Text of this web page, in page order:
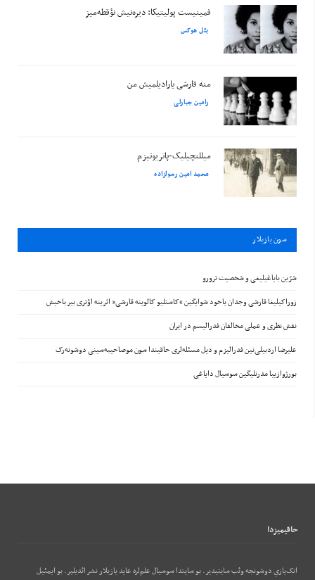
فمینیست پولیتیکا: دیره‌نیش نؤقطه‌میز
بئل هوکس
منه قارشی یارادیلمیش من
رامین جبارلی
میللتچیلیک-پاتریوتیزم
محمد امین رسولزاده
سون يازيلار
شرّین بایاغیلیغی و شخصیت ترورو
زوراکیلیغا قارشی وجدان یاخود شوایگین “کاستلیو کالوینه قارشی” اثرینه اؤتری بیر باخیش
نقش نظری و عملی مخالفان فدرالیسم در ایران
علیرضا اردبیلی‌نین فدرالیزم و دیل مسئله‌لری حاقیندا سون موصاحیبه‌سینی دوشونه‌رک
بورژوازییا مدرنلیگین سوسیال دایاغی
حاقيميزدا
اتک‌يازي دوشونجه وئب‌ سايتيدير. بو سايتدا سوسيال علم‌لره عايد يازيلار نشر ائديلير. بو ایمئيل